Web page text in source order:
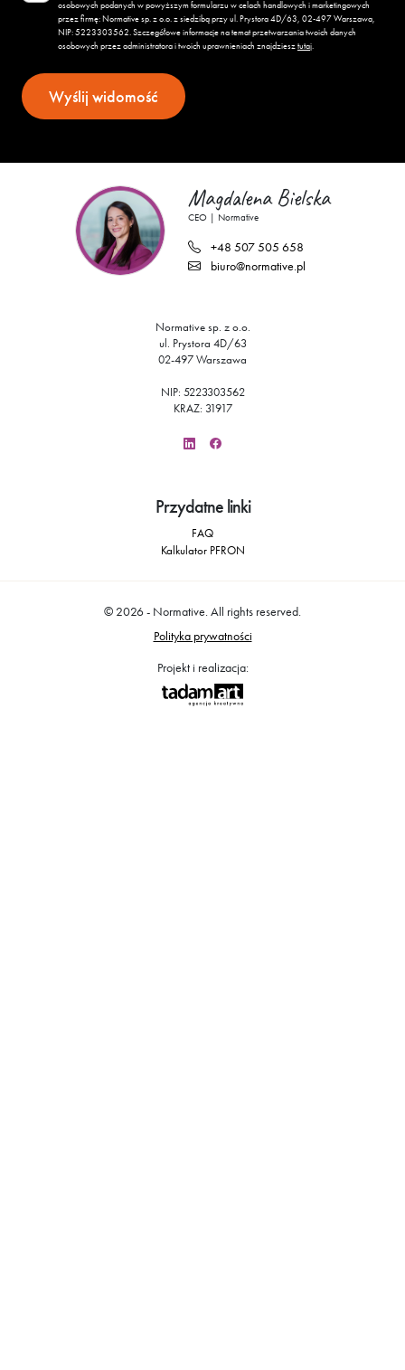
osobowych podanych w powyższym formularzu w celach handlowych i marketingowych
przez firmę: Normative sp. z o.o. z siedzibą przy ul. Prystora 4D/63, 02-497 Warszawa,
NIP:5223303562. Szczegółowe informacje na temat przetwarzania twoich danych
osobowych przez administratora i twoich uprawnieniach znajdziesztutaj.
Magdalena Bielska
CEO | Normative
+48 507 505 658
biuro@normative.pl
Normative sp. z o.o.
ul. Prystora 4D/63
02-497 Warszawa
NIP: 5223303562
KRAZ: 31917
Przydatne linki
FAQ
Kalkulator PFRON
© 2026 - Normative. All rights reserved.
Polityka prywatności
Projekt i realizacja: